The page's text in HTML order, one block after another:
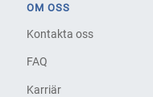
OM OSS
Kontakta oss
FAQ
Karriär